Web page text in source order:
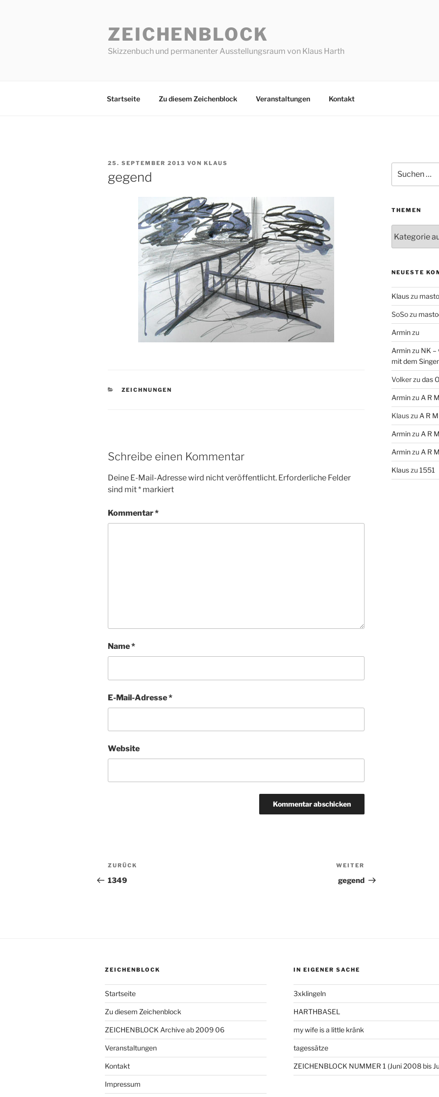
ZEICHENBLOCK
Skizzenbuch und permanenter Ausstellungsraum von Klaus Harth
Startseite Zu diesem Zeichenblock Veranstaltungen Kontakt
VERÖFFENTLICHT
25. SEPTEMBER 2013 VON KLAUS
gegend
KATEGORIEN
ZEICHNUNGEN
Schreibe einen Kommentar
Deine E-Mail-Adresse wird nicht veröffentlicht. Erforderliche Felder
sind mit* markiert
Kommentar*
Name*
E-Mail-Adresse*
Website
Beitragsnavigation
Vorheriger
Beitrag
ZURÜCK
1349
Beitrag
WEITER
gegend
nach:
THEMEN
NEUESTE
Klauszu
SoSozu
Arminzu
Arminzu NK –
mit dem
Volkerzu das
Arminzu A R
Klauszu A R
Arminzu A R
Arminzu A R
Klauszu 1551
ZEICHENBLOCK
Startseite
Zu diesem Zeichenblock
ZEICHENBLOCK Archive ab 2009 06
Veranstaltungen
Kontakt
Impressum
IN EIGENER SACHE
3xklingeln
HARTHBASEL
my wife is a little kränk
tagessätze
ZEICHENBLOCK NUMMER 1 (Juni 2008 bis